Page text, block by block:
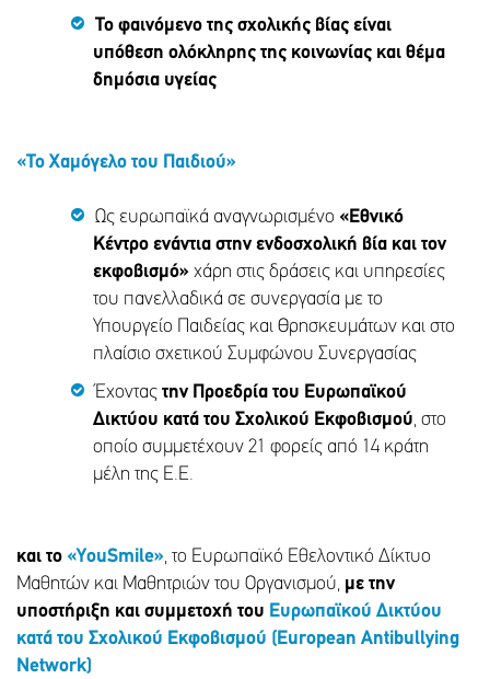
Το φαινόμενο της σχολικής βίας είναι
υπόθεση ολόκληρης της κοινωνίας και θέμα
δημόσια υγείας
«Το Χαμόγελο του Παιδιού»
Ως ευρωπαϊκά αναγνωρισμένο «Εθνικό
Κέντρο ενάντια στην ενδοσχολική βία και τον
εκφοβισμό» χάρη στις δράσεις και υπηρεσίες
του πανελλαδικά σε συνεργασία με το
Υπουργείο Παιδείας και Θρησκευμάτων και στο
πλαίσιο σχετικού Συμφώνου Συνεργασίας
Έχοντας την Προεδρία του Ευρωπαϊκού
Δικτύου κατά του Σχολικού Εκφοβισμού, στο
οποίο συμμετέχουν 21 φορείς από 14 κράτη
μέλη της Ε.Ε.
και το «YouSmile», το Ευρωπαϊκό Εθελοντικό Δίκτυο
Μαθητών και Μαθητριών του Οργανισμού, με την
υποστήριξη και συμμετοχή του Ευρωπαϊκού Δικτύου
κατά του Σχολικού Εκφοβισμού (European Antibullying
Network)